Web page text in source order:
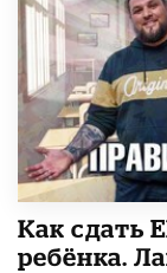
​Как сдать
ребёнка.